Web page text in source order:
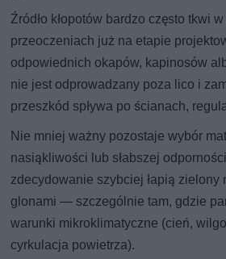
Źródło kłopotów bardzo często tkwi
przeoczeniach już na etapie
odpowiednich okapów, kapinosów
nie jest odprowadzany poza lico i
przeszkód spływa po ścianach,
Nie mniej ważny pozostaje wybór
nasiąkliwości lub słabszej
zdecydowanie szybciej łapią zielony
glonami — szczególnie tam, gdzie
warunki mikroklimatyczne (cień,
cyrkulacja powietrza).